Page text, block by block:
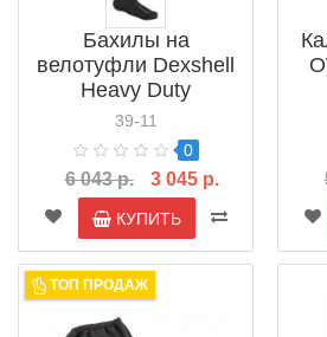
Бахилы на
велотуфли Dexshell
Heavy Duty
Overshoes (OS357)
39-11
0
6 043 р. 3 045 р.
КУПИТЬ
ТОП ПРОДАЖ